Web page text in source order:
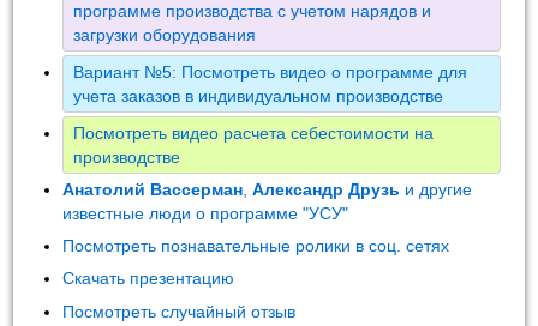
программе производства с учетом нарядов и
загрузки оборудования
Вариант №5: Посмотреть видео о программе для
учета заказов в индивидуальном производстве
Посмотреть видео расчета себестоимости на
производстве
Анатолий Вассерман ,Александр Друзь и другие
известные люди о программе "УСУ"
Посмотреть познавательные ролики в соц. сетях
Скачать презентацию
Посмотреть случайный отзыв